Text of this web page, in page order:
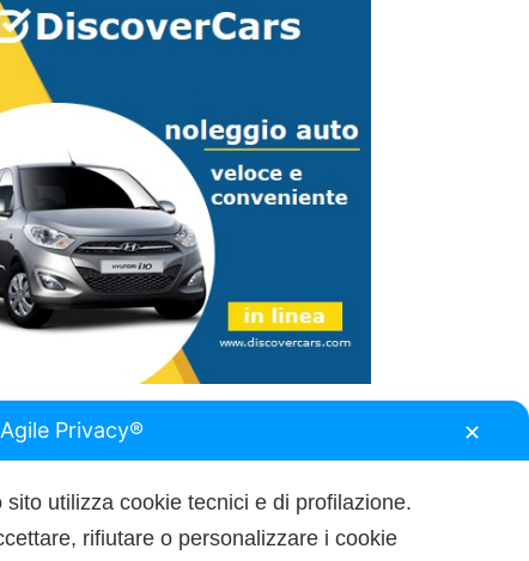
Privacy® ✕
sito utilizza cookie tecnici e di profilazione.
rifiutare o personalizzare i cookie